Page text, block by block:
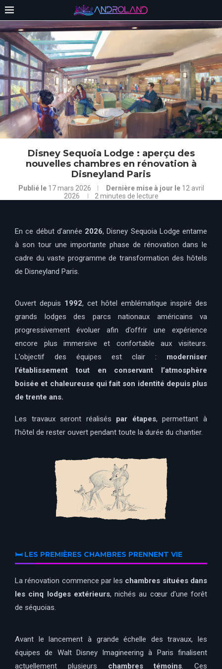
Disney Sequoia Lodge : aperçu des
nouvelles chambres en rénovation à
Disneyland Paris
Publié le 17 mars 2026 Dernière mise à jour le 12 avril
2026
2 minutes de lecture
En ce début d’année 2026, Disney Sequoia Lodge entame
à son tour une importante phase de rénovation dans le
cadre du vaste programme de transformation des hôtels
de Disneyland Paris.
Ouvert depuis 1992, cet hôtel emblématique inspiré des
grands lodges des parcs nationaux américains va
progressivement évoluer afin d’offrir une expérience
encore plus immersive et confortable aux visiteurs.
L’objectif des équipes est clair : moderniser
l’établissement tout en conservant l’atmosphère
boisée et chaleureuse qui fait son identité depuis plus
de trente ans.
Les travaux seront réalisés par étapes, permettant à
l’hôtel de rester ouvert pendant toute la durée du chantier.
🛏️ LES PREMIÈRES CHAMBRES PRENNENT VIE
La rénovation commence par les chambres situées dans
les cinq lodges extérieurs, nichés au cœur d’une forêt
de séquoias.
Avant le lancement à grande échelle des travaux, les
équipes de Walt Disney Imagineering à Paris finalisent
actuellement plusieurs chambres témoins. Ces